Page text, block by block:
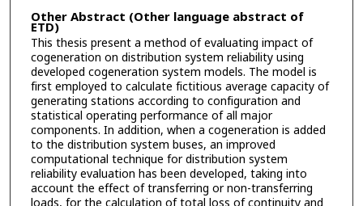
Other Abstract (Other language abstract of
ETD)
This thesis present a method of evaluating impact of
cogeneration on distribution system reliability using
developed cogeneration system models. The model is
first employed to calculate fictitious average capacity of
generating stations according to configuration and
statistical operating performance of all major
components. In addition, when a cogeneration is added
to the distribution system buses, an improved
computational technique for distribution system
reliability evaluation has been developed, taking into
account the effect of transferring or non-transferring